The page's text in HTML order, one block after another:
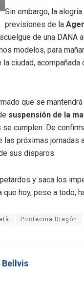
Sin embargo, la
previsiones de la
de una DANA
modelos, para
la ciudad,
que se
suspensión de la
cumplen. De
próximas jornadas
sus disparos.
y saca los
que hoy, pese a todo,
Pirotecnia Dragón